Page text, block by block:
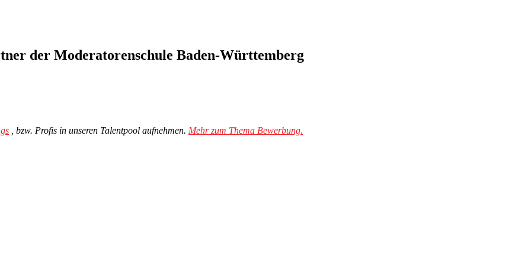
der Moderatorenschule Baden-Württemberg
, bzw. Profis in unseren Talentpool aufnehmen. Mehr zum Thema Bewerbung.